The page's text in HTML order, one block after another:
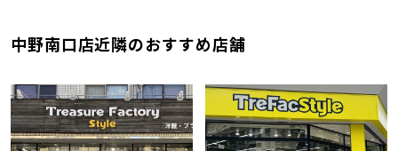
中野南口店近隣のおすすめ店舗